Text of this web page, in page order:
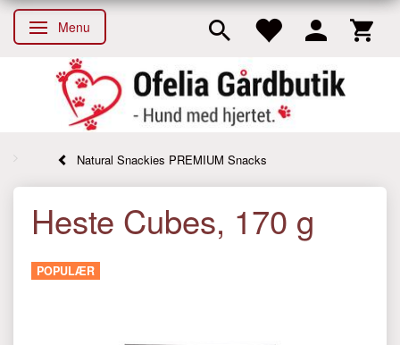
Skifte navigation
Menu
Natural Snackies PREMIUM Snacks
Heste Cubes, 170 g
POPULÆR